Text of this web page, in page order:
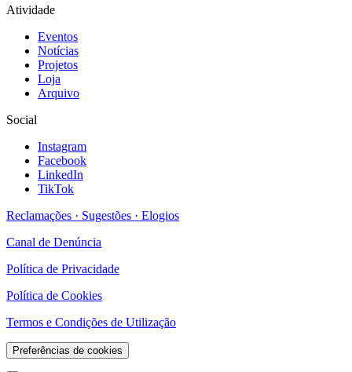
Atividade
Eventos
Notícias
Projetos
Loja
Arquivo
Social
Instagram
Facebook
LinkedIn
TikTok
Reclamações · Sugestões · Elogios
Canal de Denúncia
Política de Privacidade
Política de Cookies
Termos e Condições de Utilização
Preferências de cookies